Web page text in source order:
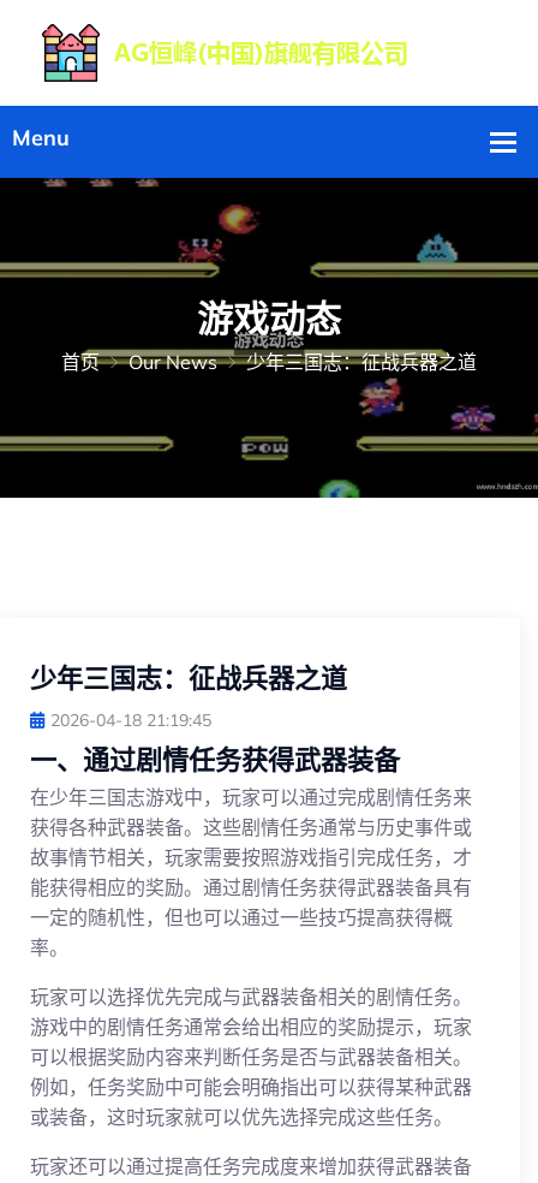
游戏动态
首页 Our News 少年三国志：征战兵器之道
少年三国志：征战兵器之道
2026-04-18 21:19:45
一、通过剧情任务获得武器装备
在少年三国志游戏中，玩家可以通过完成剧情任务来
获得各种武器装备。这些剧情任务通常与历史事件或
故事情节相关，玩家需要按照游戏指引完成任务，才
能获得相应的奖励。通过剧情任务获得武器装备具有
一定的随机性，但也可以通过一些技巧提高获得概
率。
玩家可以选择优先完成与武器装备相关的剧情任务。
游戏中的剧情任务通常会给出相应的奖励提示，玩家
可以根据奖励内容来判断任务是否与武器装备相关。
例如，任务奖励中可能会明确指出可以获得某种武器
或装备，这时玩家就可以优先选择完成这些任务。
玩家还可以通过提高任务完成度来增加获得武器装备